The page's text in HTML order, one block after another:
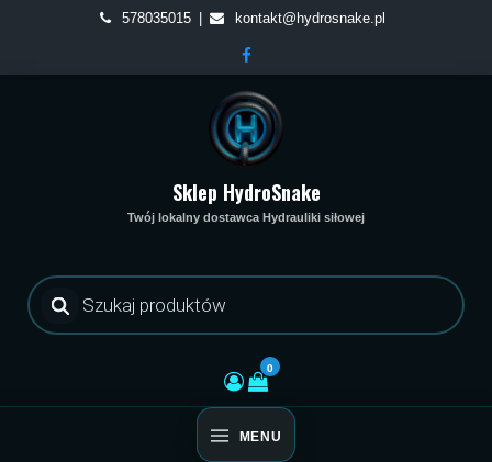
content
578035015 kontakt@hydrosnake.pl
Sklep HydroSnake
Twój lokalny dostawca Hydrauliki siłowej
Wyszukiwarka
produktów
0
MENU